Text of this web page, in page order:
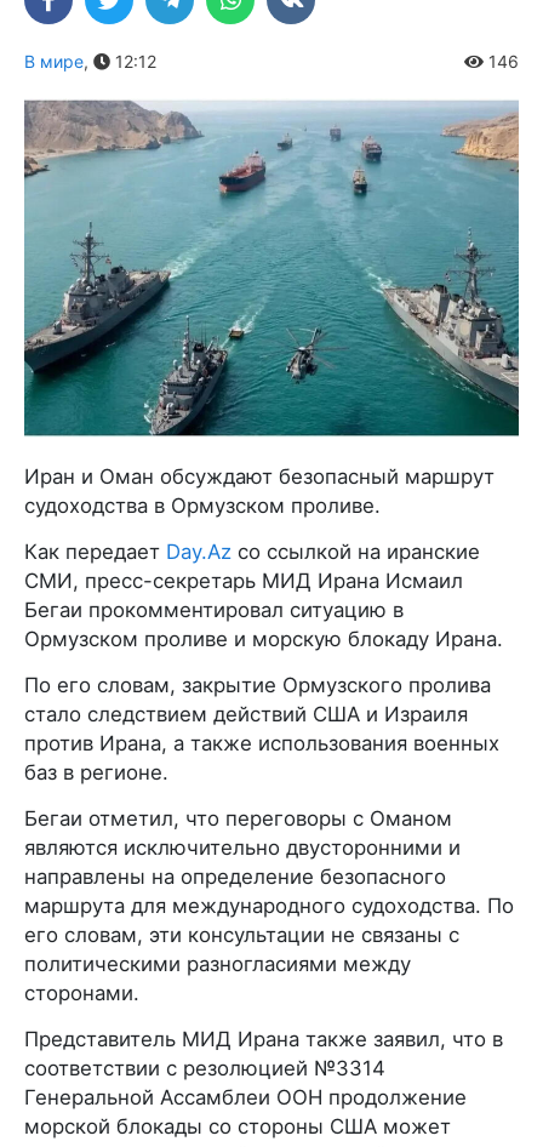
В мире, 12:12 146
Иран и Оман обсуждают безопасный маршрут
судоходства в Ормузском проливе.
Как передает Day.Az со ссылкой на иранские
СМИ, пресс-секретарь МИД Ирана Исмаил
Бегаи прокомментировал ситуацию в
Ормузском проливе и морскую блокаду Ирана.
По его словам, закрытие Ормузского пролива
стало следствием действий США и Израиля
против Ирана, а также использования военных
баз в регионе.
Бегаи отметил, что переговоры с Оманом
являются исключительно двусторонними и
направлены на определение безопасного
маршрута для международного судоходства. По
его словам, эти консультации не связаны с
политическими разногласиями между
сторонами.
Представитель МИД Ирана также заявил, что в
соответствии с резолюцией №3314
Генеральной Ассамблеи ООН продолжение
морской блокады со стороны США может